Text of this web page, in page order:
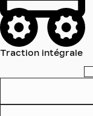
Traction intégrale